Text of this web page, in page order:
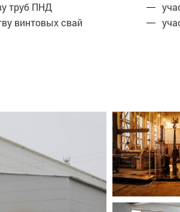
труб ПНД
винтовых свай